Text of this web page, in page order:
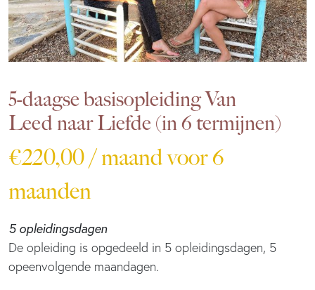
5-daagse basisopleiding Van
Leed naar Liefde (in 6 termijnen)
€220,00/ maand voor 6
maanden
5 opleidingsdagen
De opleiding is opgedeeld in 5 opleidingsdagen, 5
opeenvolgende maandagen.